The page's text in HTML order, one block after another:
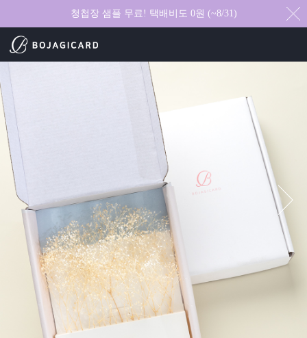
청첩장 샘플 무료! 택배비도 0원 (~8/31)